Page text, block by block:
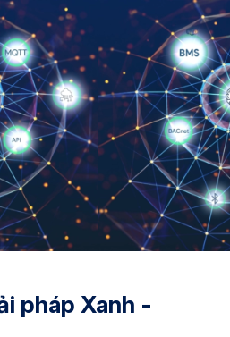
pháp Xanh -